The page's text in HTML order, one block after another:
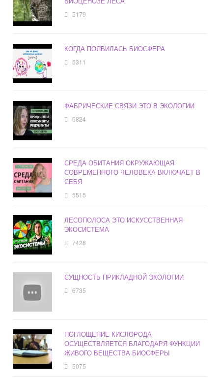
5179
КОГДА ПОЯВИЛАСЬ БИОСФЕРА
5311
ФАБРИЧЕСКИЕ СВЯЗИ ЭТО В ЭКОЛОГИИ
6824
СРЕДА ОБИТАНИЯ ОКРУЖАЮЩАЯ
СОВРЕМЕННОГО ЧЕЛОВЕКА ВКЛЮЧАЕТ В
СЕБЯ
5515
ЛЕСОПОЛОСА ЭТО ИСКУССТВЕННАЯ
ЭКОСИСТЕМА
7428
СУЩНОСТЬ ПРИКЛАДНОЙ ЭКОЛОГИИ
6735
ПОГЛОЩЕНИЕ КИСЛОРОДА
ОСУЩЕСТВЛЯЕТСЯ БЛАГОДАРЯ ФУНКЦИИ
ЖИВОГО ВЕЩЕСТВА БИОСФЕРЫ
5075